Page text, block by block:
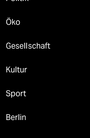
Öko
Gesellschaft
Kultur
Sport
Berlin